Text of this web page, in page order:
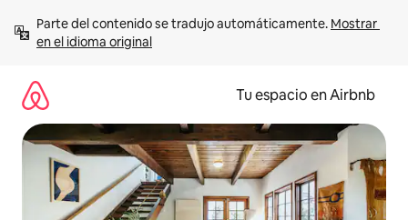
contenido
Parte del contenido se tradujo automáticamente. Mostrar
en el idioma original
Tu espacio en Airbnb